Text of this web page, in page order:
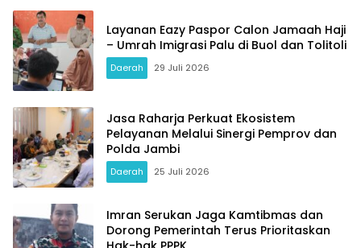
Layanan Eazy Paspor Calon Jamaah Haji
– Umrah Imigrasi Palu di Buol dan Tolitoli
Daerah 29 Juli 2026
Jasa Raharja Perkuat Ekosistem
Pelayanan Melalui Sinergi Pemprov dan
Polda Jambi
Daerah 25 Juli 2026
Imran Serukan Jaga Kamtibmas dan
Dorong Pemerintah Terus Prioritaskan